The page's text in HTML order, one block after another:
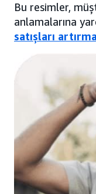
Bu resimler,
anlamalarına
satışları